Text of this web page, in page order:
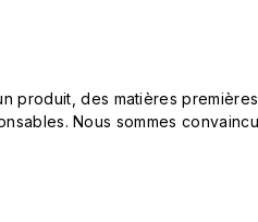
produit, des matières
Nous sommes